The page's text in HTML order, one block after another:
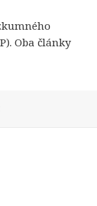
Oba články